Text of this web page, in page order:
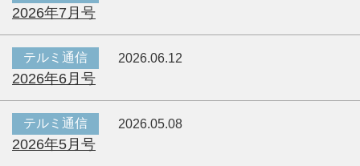
2026年7月号
テルミ通信 2026.06.12
2026年6月号
テルミ通信 2026.05.08
2026年5月号